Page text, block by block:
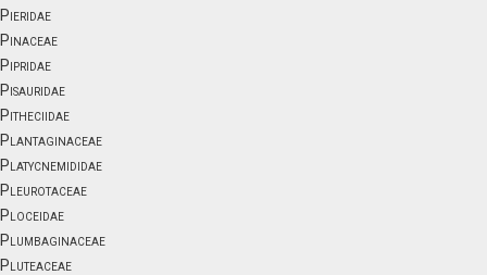
Pieridae
Pinaceae
Pipridae
Pisauridae
Pitheciidae
Plantaginaceae
Platycnemididae
Pleurotaceae
Ploceidae
Plumbaginaceae
Pluteaceae